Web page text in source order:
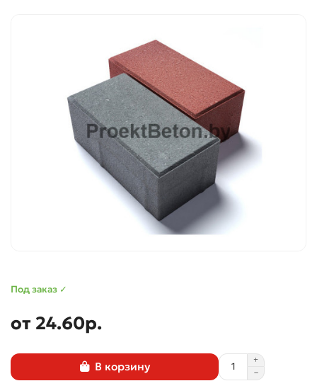
Под заказ ✓
от 24.60p.
В корзину